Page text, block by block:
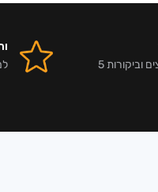
אלפי לקוחות מרוצים וביקורות 5